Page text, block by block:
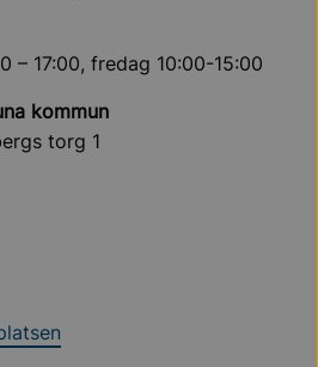
– 17:00, fredag 10:00-15:00
kommun
torg 1